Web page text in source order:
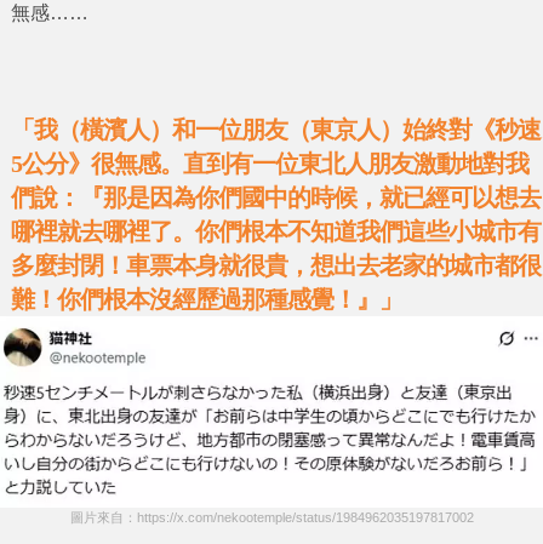
無感……
「我（橫濱人）和一位朋友（東京人）始終對《秒速
5公分》很無感。直到有一位東北人朋友激動地對我
們說：『那是因為你們國中的時候，就已經可以想去
哪裡就去哪裡了。你們根本不知道我們這些小城市有
多麼封閉！車票本身就很貴，想出去老家的城市都很
難！你們根本沒經歷過那種感覺！』」
圖片來自：https://x.com/nekootemple/status/1984962035197817002